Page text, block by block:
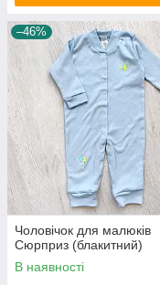
–46%
Чоловічок для малюків
Сюрприз (блакитний)
В наявності